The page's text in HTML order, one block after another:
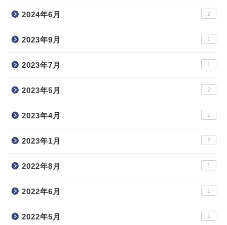
2024年6月 2
2023年9月 1
2023年7月 1
2023年5月 2
2023年4月 1
2023年1月 2
2022年8月 1
2022年6月 1
2022年5月 1